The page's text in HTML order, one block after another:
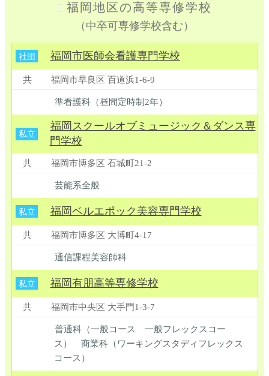
福岡地区の高等専修学校
（中卒可専修学校含む）
社団 福岡市医師会看護専門学校
共 福岡市早良区 百道浜1-6-9
準看護科（昼間定時制2年）
私立
福岡スクールオブミュージック＆ダンス専
門学校
共 福岡市博多区 石城町21-2
芸能系全般
私立 福岡ベルエポック美容専門学校
共 福岡市博多区 大博町4-17
通信課程美容師科
私立 福岡有朋高等専修学校
共 福岡市中央区 大手門1-3-7
普通科（一般コース 一般フレックスコー
ス） 商業科（ワーキングスタディフレックス
コース）